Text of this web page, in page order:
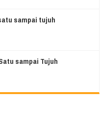
sampai tujuh
sampai Tujuh